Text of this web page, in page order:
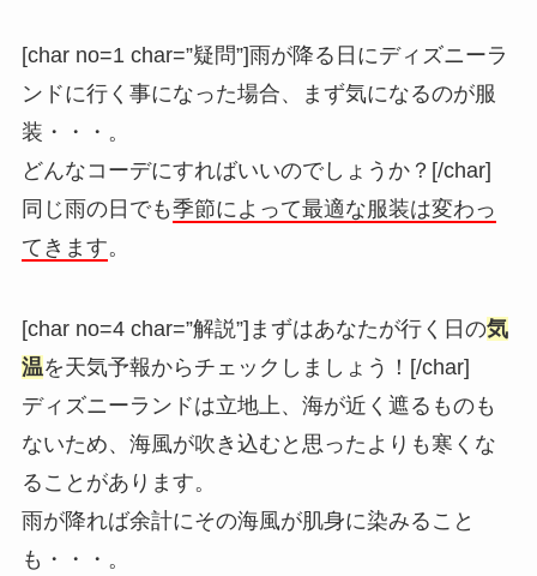
[char no=1 char=”疑問”]雨が降る日にディズニーラ
ンドに行く事になった場合、まず気になるのが服
装・・・。
どんなコーデにすればいいのでしょうか？[/char]
同じ雨の日でも季節によって最適な服装は変わっ
てきます。
[char no=4 char=”解説”]まずはあなたが行く日の気
温を天気予報からチェックしましょう！[/char]
ディズニーランドは立地上、海が近く遮るものも
ないため、海風が吹き込むと思ったよりも寒くな
ることがあります。
雨が降れば余計にその海風が肌身に染みること
も・・・。